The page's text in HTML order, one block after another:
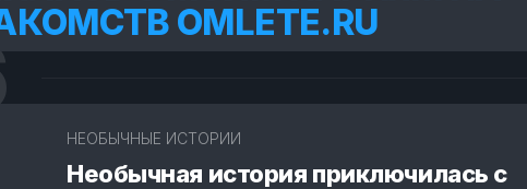
OMLETE.RU
НЕОБЫЧНЫЕ ИСТОРИИ
Необычная история приключилась с